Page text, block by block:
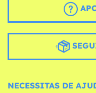
NECESSITAS DE